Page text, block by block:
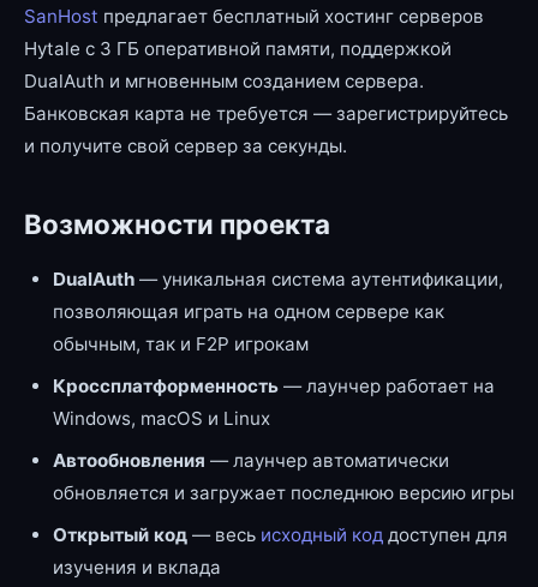
SanHost предлагает бесплатный хостинг серверов
Hytale с 3 ГБ оперативной памяти, поддержкой
DualAuth и мгновенным созданием сервера.
Банковская карта не требуется — зарегистрируйтесь
и получите свой сервер за секунды.
Возможности проекта
DualAuth — уникальная система аутентификации,
позволяющая играть на одном сервере как
обычным, так и F2P игрокам
Кроссплатформенность — лаунчер работает на
Windows, macOS и Linux
Автообновления — лаунчер автоматически
обновляется и загружает последнюю версию игры
Открытый код — весь исходный код доступен для
изучения и вклада